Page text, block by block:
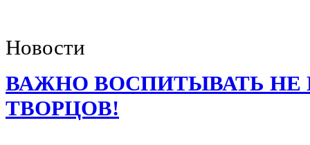
Новости
ВАЖНО ВОСПИТЫВАТЬ НЕ
ТВОРЦОВ!